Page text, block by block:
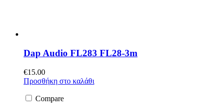
Dap Audio FL283 FL28-3m
€15.00
Προσθήκη στο καλάθι
Compare